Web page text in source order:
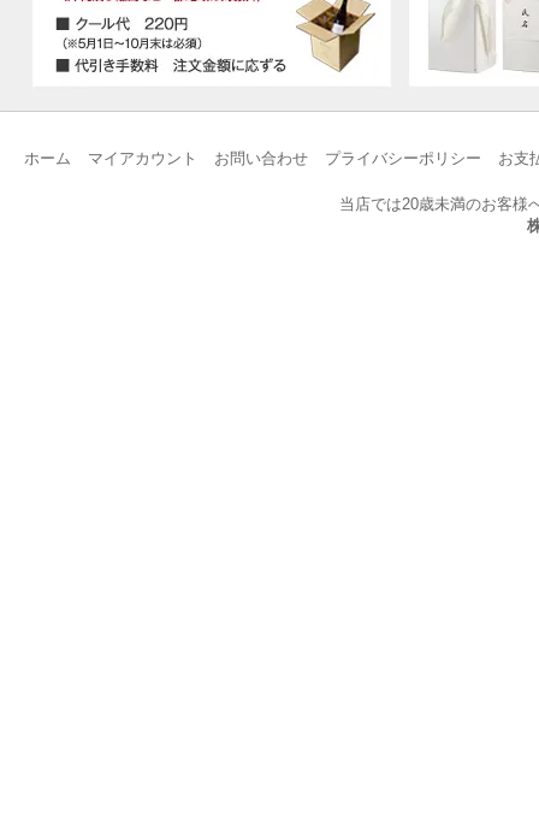
ホーム マイアカウント お問い合わせ プライバシーポリシー お支
当店では20歳未満のお客様